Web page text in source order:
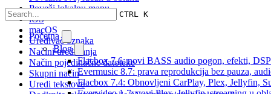
CTRL K
Početna
Blog
Flacbox 7.6: novi BASS audio pogon, efekti,
Evermusic 8.7: prava reprodukcija bez pauza,
Flacbox 7.4: Obnovljeni CarPlay, Plex, Jellyfin,
Poveži lokalnu mapu
iOS
macOS
Uređivač oznaka
Načini uređivanja
Način pojedinačne datoteke
Skupni način
Uredi tekstove